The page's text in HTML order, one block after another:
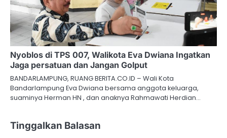
Nyoblos di TPS 007, Walikota Eva Dwiana Ingatkan
Jaga persatuan dan Jangan Golput
BANDARLAMPUNG, RUANG BERITA.CO.ID – Wali Kota
Bandarlampung Eva Dwiana bersama anggota keluarga,
suaminya Herman HN , dan anaknya Rahmawati Herdian…
Tinggalkan Balasan